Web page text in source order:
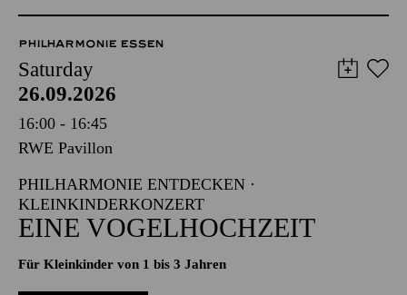
PHILHARMONIE ESSEN
Saturday
26.09.2026
16:00 - 16:45
RWE Pavillon
PHILHARMONIE ENTDECKEN ·
KLEINKINDERKONZERT
EINE VOGELHOCHZEIT
Für Kleinkinder von 1 bis 3 Jahren